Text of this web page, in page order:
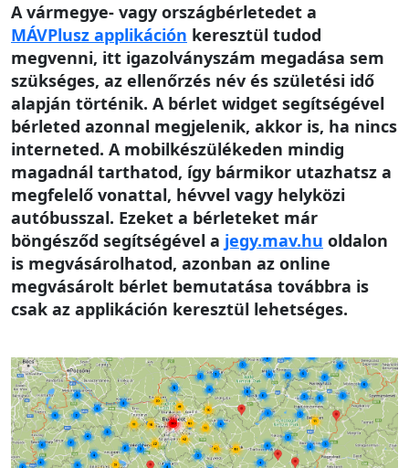
A vármegye- vagy országbérletedet a
MÁVPlusz applikáción keresztül tudod
megvenni, itt igazolványszám megadása sem
szükséges, az ellenőrzés név és születési idő
alapján történik. A bérlet widget segítségével
bérleted azonnal megjelenik, akkor is, ha nincs
interneted. A mobilkészülékeden mindig
magadnál tarthatod, így bármikor utazhatsz a
megfelelő vonattal, hévvel vagy helyközi
autóbusszal. Ezeket a bérleteket már
böngésződ segítségével a jegy.mav.hu oldalon
is megvásárolhatod, azonban az online
megvásárolt bérlet bemutatása továbbra is
csak az applikáción keresztül lehetséges.
Image